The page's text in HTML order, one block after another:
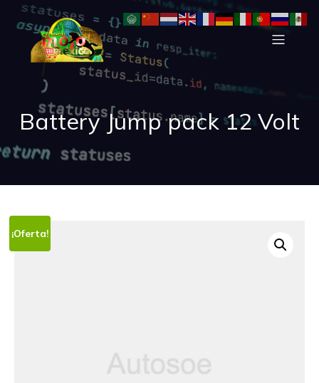
Battery Jump pack 12 Volt
¡Oferta!